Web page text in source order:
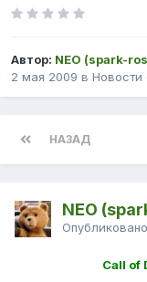
Автор: NEO (spark-
2 мая 2009 в Новости
НАЗАД
NEO
Call of